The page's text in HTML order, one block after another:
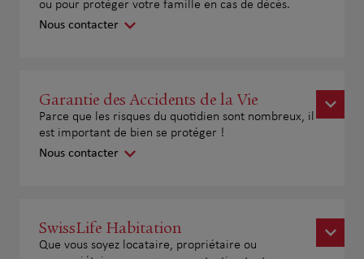
ou pour protéger votre famille en cas de décès.
Nous contacter
Garantie des Accidents de la Vie
Parce que les risques du quotidien sont nombreux, il
est important de bien se protéger !
Nous contacter
SwissLife Habitation
Que vous soyez locataire, propriétaire ou